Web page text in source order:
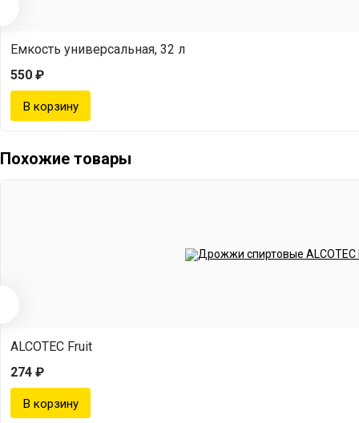
Емкость универсальная, 32 л
550 ₽
Похожие товары
ALCOTEC Fruit
274 ₽